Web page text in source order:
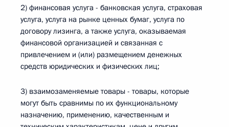
2) финансовая услуга - банковская услуга, страховая
услуга, услуга на рынке ценных бумаг, услуга по
договору лизинга, а также услуга, оказываемая
финансовой организацией и связанная с
привлечением и (или) размещением денежных
средств юридических и физических лиц;
3) взаимозаменяемые товары - товары, которые
могут быть сравнимы по их функциональному
назначению, применению, качественным и